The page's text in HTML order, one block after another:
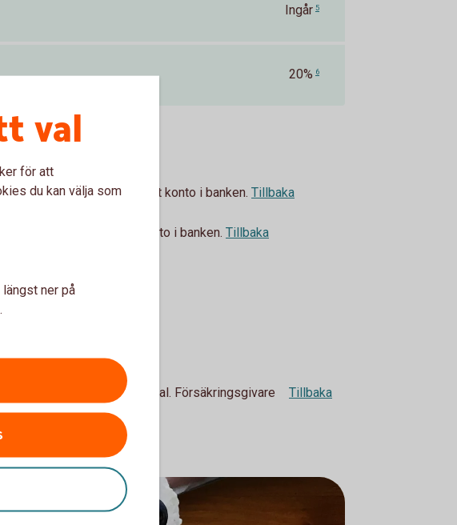
Ingår 5
20% 6
får CSN-insättning på ett konto i banken. Tillbaka
CSN-insättning på ett konto i banken. Tillbaka
vid tecknande av helårsavtal. Försäkringsgivare
Tillbaka
val
för att
du kan välja som
ner på